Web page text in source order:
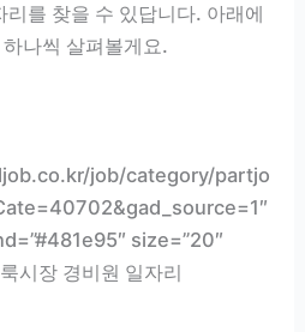
를 찾을 수 있답니다. 아래에
나씩 살펴볼게요.
job/category/partjo
size=”20″
시장 경비원 일자리